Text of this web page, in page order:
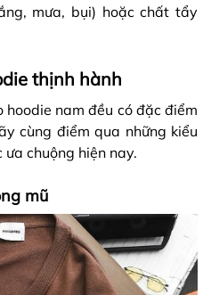
mưa, bụi) hoặc chất tẩy
thịnh hành
hoodie nam đều có đặc điểm
cùng điểm qua những kiểu
chuộng hiện nay.
mũ